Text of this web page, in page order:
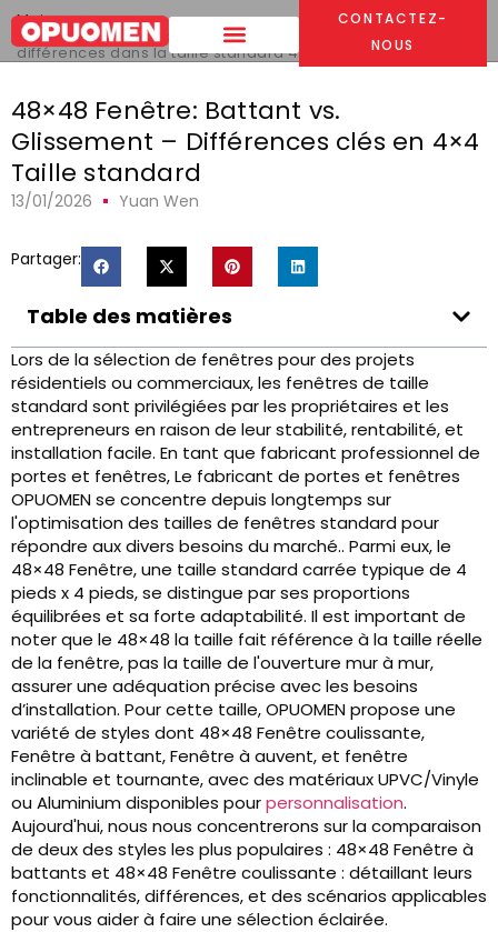
CONTACTEZ-
NOUS
Maison >
48Fenêtre x48: Battant vs. Coulissant – Principales
différences dans la taille standard 4x4
48×48 Fenêtre: Battant vs.
Glissement – ​​Différences clés en 4×4
Taille standard
13/01/2026 Yuan Wen
Partager:
Table des matières
Lors de la sélection de fenêtres pour des projets
résidentiels ou commerciaux, les fenêtres de taille
standard sont privilégiées par les propriétaires et les
entrepreneurs en raison de leur stabilité, rentabilité, et
installation facile. En tant que fabricant professionnel de
portes et fenêtres, Le fabricant de portes et fenêtres
OPUOMEN se concentre depuis longtemps sur
l'optimisation des tailles de fenêtres standard pour
répondre aux divers besoins du marché.. Parmi eux, le
48×48 Fenêtre, une taille standard carrée typique de 4
pieds x 4 pieds, se distingue par ses proportions
équilibrées et sa forte adaptabilité. Il est important de
noter que le 48×48 la taille fait référence à la taille réelle
de la fenêtre, pas la taille de l'ouverture mur à mur,
assurer une adéquation précise avec les besoins
d’installation. Pour cette taille, OPUOMEN propose une
variété de styles dont 48×48 Fenêtre coulissante,
Fenêtre à battant, Fenêtre à auvent, et fenêtre
inclinable et tournante, avec des matériaux UPVC/Vinyle
ou Aluminium disponibles pourpersonnalisation.
Aujourd'hui, nous nous concentrerons sur la comparaison
de deux des styles les plus populaires : 48×48 Fenêtre à
battants et 48×48 Fenêtre coulissante : détaillant leurs
fonctionnalités, différences, et des scénarios applicables
pour vous aider à faire une sélection éclairée.